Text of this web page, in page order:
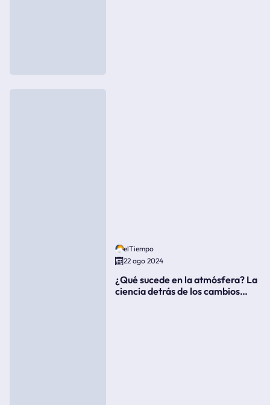
elTiempo
22 ago 2024
¿Qué sucede en la atmósfera? La
ciencia detrás de los cambios